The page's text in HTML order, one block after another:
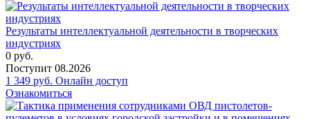
Результаты интеллектуальной деятельности в творческих
индустриях
0 руб.
Поступит 08.2026
1 349 руб. Онлайн доступ
Ознакомиться